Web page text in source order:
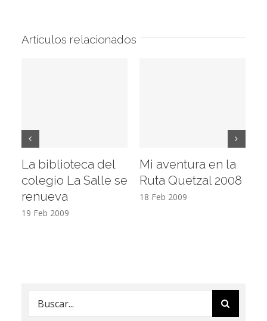
Artículos relacionados
La biblioteca del
colegio La Salle se
renueva
19 Feb 2009
Mi aventura en la
Ruta Quetzal 2008
18 Feb 2009
Buscar: